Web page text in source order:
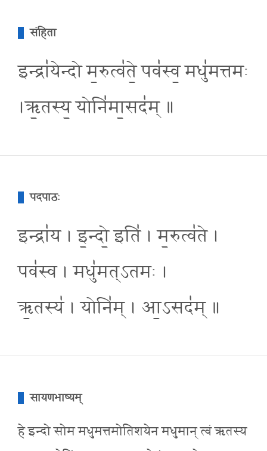
संहिता
इन्द्रा॑येन्दो म॒रुत्व॑ते॒ पव॑स्व॒ मधु॑मत्तमः
।ऋ॒तस्य॒ योनि॑मा॒सद॑म् ॥
पदपाठः
इन्द्रा॑य । इ॒न्दो॒ इति॑ । म॒रुत्व॑ते ।
पव॑स्व । मधु॑मत्ऽतमः ।
ऋ॒तस्य॑ । योनि॑म् । आ॒ऽसद॑म् ॥
सायणभाष्यम्
हे इन्दो सोम मधुमत्तमोतिशयेन मधुमान् त्वं ऋतस्य